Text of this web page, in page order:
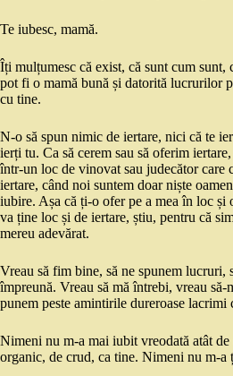
Te iubesc, mamă.
Îți mulțumesc că exist, că sunt cum sunt,
pot fi o mamă bună și datorită lucrurilor
cu tine.
N-o să spun nimic de iertare, nici că te
ierți tu. Ca să cerem sau să oferim
într-un loc de vinovat sau judecător care
iertare, când noi suntem doar niște
iubire. Așa că ți-o ofer pe a mea în loc și
va ține loc și de iertare, știu, pentru că
mereu adevărat.
Vreau să fim bine, să ne spunem lucruri,
împreună. Vreau să mă întrebi, vreau să-
punem peste amintirile dureroase lacrimi
Nimeni nu m-a mai iubit vreodată atât
organic, de crud, ca tine. Nimeni nu m-a